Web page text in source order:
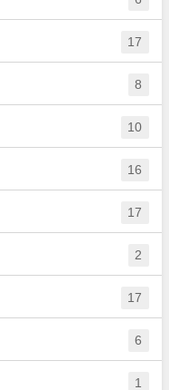
17
8
10
16
17
2
17
6
1